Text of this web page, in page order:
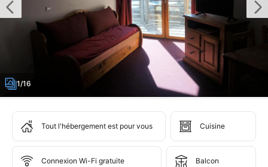
1/16
Tout l'hébergement est pour vous Cuisine
Connexion Wi-Fi gratuite Balcon